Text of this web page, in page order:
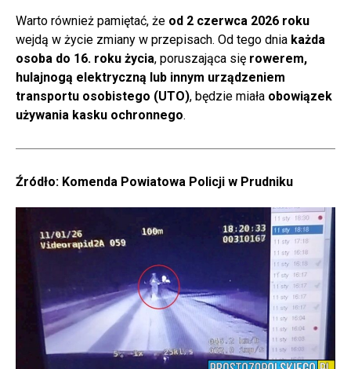
Warto również pamiętać, że od 2 czerwca 2026 roku
wejdą w życie zmiany w przepisach. Od tego dnia każda
osoba do 16. roku życia, poruszająca się rowerem,
hulajnogą elektryczną lub innym urządzeniem
transportu osobistego (UTO), będzie miała obowiązek
używania kasku ochronnego.
Źródło: Komenda Powiatowa Policji w Prudniku